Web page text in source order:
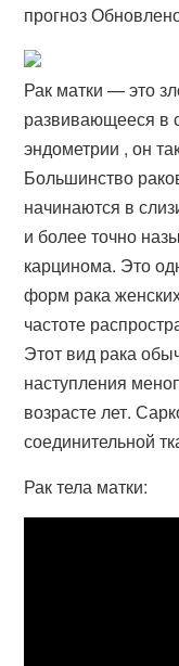
прогноз
Рак матки — это
развивающееся в
эндометрии , он
Большинство
начинаются в
и более точно
карцинома. Это
форм рака
частоте
Этот вид рака
наступления
возрасте лет.
соединительной
Рак тела матки: